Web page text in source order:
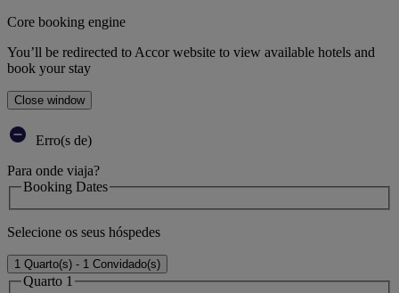
Core booking engine
You’ll be redirected to Accor website to view available hotels and
book your stay
Close window
Erro(s de)
Para onde viaja?
Booking Dates
Selecione os seus hóspedes
1 Quarto(s) - 1 Convidado(s)
Quarto 1